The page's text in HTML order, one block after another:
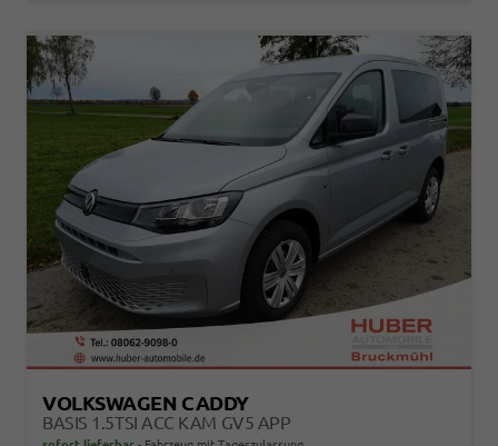
VOLKSWAGEN CADDY
BASIS 1.5TSI ACC KAM GV5 APP